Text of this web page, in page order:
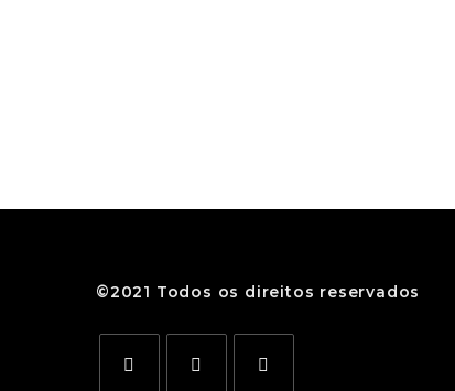
©2021 Todos os direitos reservados